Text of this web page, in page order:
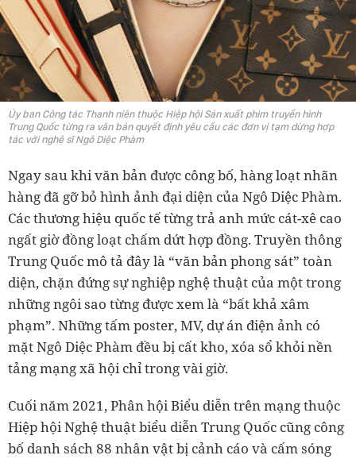
Ủy ban Công tác Thanh niên thuộc Hiệp hội Sản xuất phim truyền hình
Trung Quốc từng ra văn bản quyết định yêu cầu các đơn vị tạm dừng hợp
tác với nghệ sĩ Ngô Diệc Phàm
Ngay sau khi văn bản được công bố, hàng loạt nhãn
hàng đã gỡ bỏ hình ảnh đại diện của Ngô Diệc Phàm.
Các thương hiệu quốc tế từng trả anh mức cát-xê cao
ngất giờ đồng loạt chấm dứt hợp đồng. Truyền thông
Trung Quốc mô tả đây là “văn bản phong sát” toàn
diện, chặn đứng sự nghiệp nghệ thuật của một trong
những ngôi sao từng được xem là “bất khả xâm
phạm”. Những tấm poster, MV, dự án điện ảnh có
mặt Ngô Diệc Phàm đều bị cất kho, xóa sổ khỏi nền
tảng mạng xã hội chỉ trong vài giờ.
Cuối năm 2021, Phân hội Biểu diễn trên mạng thuộc
Hiệp hội Nghệ thuật biểu diễn Trung Quốc cũng công
bố danh sách 88 nhân vật bị cảnh cáo và cấm sóng